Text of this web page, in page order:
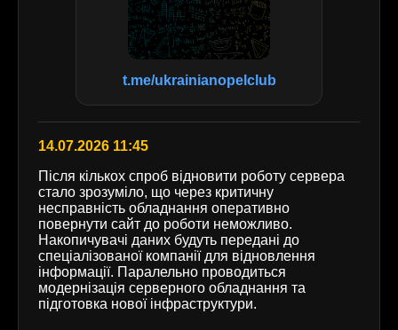
t.me/ukrainianopelclub
14.07.2026 11:45
Після кількох спроб відновити роботу сервера
стало зрозуміло, що через критичну
несправність обладнання оперативно
повернути сайт до роботи неможливо.
Накопичувачі даних будуть передані до
спеціалізованої компанії для відновлення
інформації. Паралельно проводиться
модернізація серверного обладнання та
підготовка нової інфраструктури.